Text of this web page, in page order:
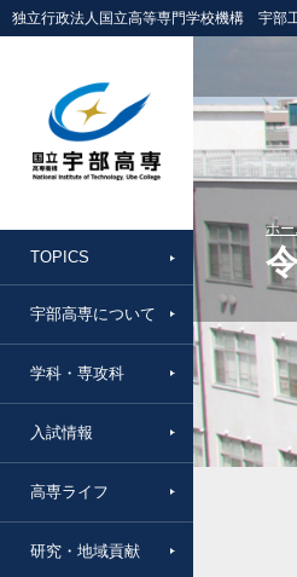
独立行政法人国立高等専門学校機構 宇部
TOPICS
宇部高専について
学科・専攻科
入試情報
高専ライフ
研究・地域貢献
ホ